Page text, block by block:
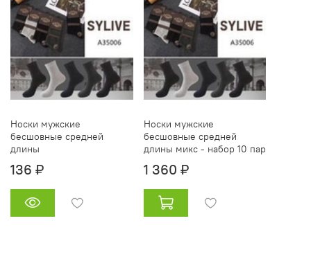
Носки мужские
бесшовные средней
длины
136 ₽
Носки мужские
бесшовные средней
длины микс - набор 10 пар
1 360 ₽